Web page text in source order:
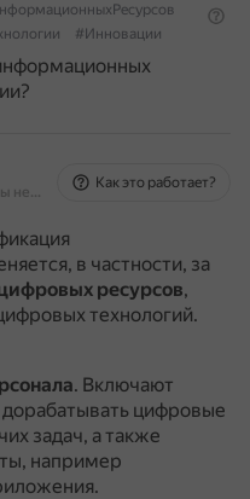
#Инновации
На основе источников, возможны неточности
Как это работает?
в частности, за
ресурсов,
технологий.
. Включают
дорабатывать цифровые
задач, а также
например